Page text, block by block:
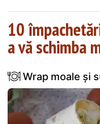
10
a vă schimba
Wrap moale și